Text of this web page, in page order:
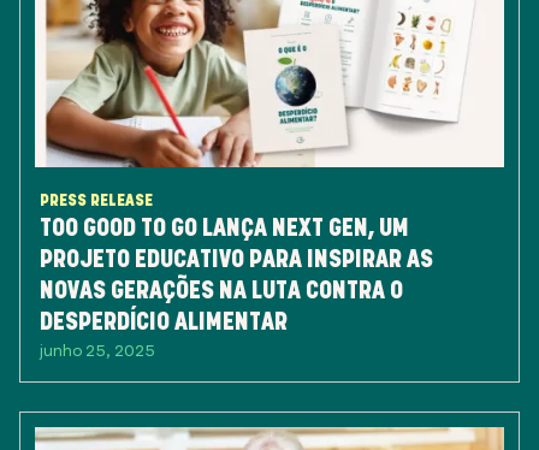
PRESS RELEASE
TOO GOOD TO GO LANÇA NEXT GEN, UM
PROJETO EDUCATIVO PARA INSPIRAR AS
NOVAS GERAÇÕES NA LUTA CONTRA O
DESPERDÍCIO ALIMENTAR
junho 25, 2025